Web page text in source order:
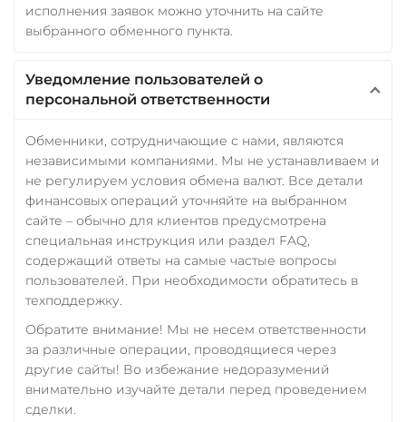
исполнения заявок можно уточнить на сайте
выбранного обменного пункта.
Уведомление пользователей о
персональной ответственности
Обменники, сотрудничающие с нами, являются
независимыми компаниями. Мы не устанавливаем и
не регулируем условия обмена валют. Все детали
финансовых операций уточняйте на выбранном
сайте – обычно для клиентов предусмотрена
специальная инструкция или раздел FAQ,
содержащий ответы на самые частые вопросы
пользователей. При необходимости обратитесь в
техподдержку.
Обратите внимание! Мы не несем ответственности
за различные операции, проводящиеся через
другие сайты! Во избежание недоразумений
внимательно изучайте детали перед проведением
сделки.